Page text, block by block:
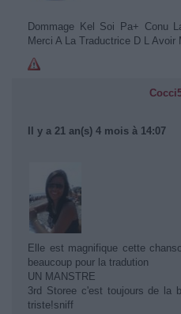
Dommage Kel Soi Pa+ Conu
Merci A La Traductrice D L Avoir
Il y a 21 an(s) 4 mois à 14:07
Elle est magnifique cette
beaucoup pour la tradution
UN MANSTRE
3rd Storee c'est toujours de la
triste!sniff